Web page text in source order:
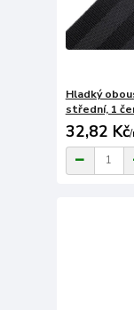
Hladký
střední, 1
32,82 Kč/